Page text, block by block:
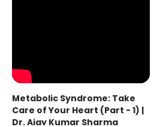
Metabolic Syndrome: Take
Care of Your Heart (Part - 1) |
Dr. Ajay Kumar Sharma